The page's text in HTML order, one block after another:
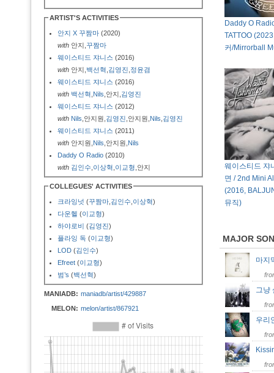
ARTIST'S ACTIVITIES
안지 X 꾸짬마 (2020)
with 안지, 꾸짬마
웨이스티드 쟈니스 (2016)
with 안지, 백선혁 김영진 정윤겸
웨이스티드 쟈니스 (2016)
with 백선혁 Nils ,안지, 김영진
웨이스티드 쟈니스 (2012)
with Nils ,안지원, 김영진 ,안지원, Nils 김영진
웨이스티드 쟈니스 (2011)
with 안지원, Nils ,안지원, Nils
Daddy O Radio (2010)
with 김인수 이상혁 이교형 ,안지
COLLEGUES' ACTIVITIES
크라잉넛 (꾸짬마 김인수 이상혁)
다운헬 (이교형)
하야로비 (김영진)
플라잉 독 (이교형)
LOD (김인수)
Efreet (이교형)
범’s (백선혁)
MANIADB: maniadb/artist/429887
MELON: melon/artist/867921
Daddy O
TATTOO
커/Mirrorball
웨이스티드 쟈
면 / 2nd Mini
(2016,
뮤직)
MAJOR
마
그
우